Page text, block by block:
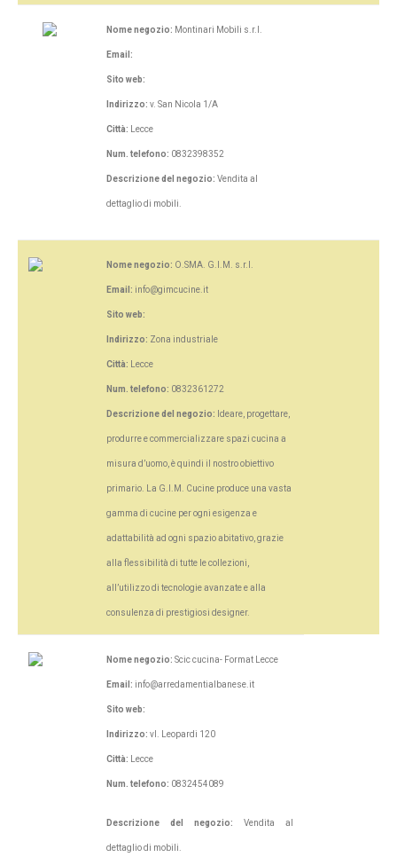
Nome negozio: Montinari Mobili s.r.l.
Email:
Sito web:
Indirizzo: v. San Nicola 1/A
Città: Lecce
Num. telefono: 0832398352
Descrizione del negozio: Vendita al
dettaglio di mobili.
Nome negozio: O.SMA. G.I.M. s.r.l.
Email: info@gimcucine.it
Sito web:
Indirizzo: Zona industriale
Città: Lecce
Num. telefono: 0832361272
Descrizione del negozio: Ideare, progettare,
produrre e commercializzare spazi cucina a
misura d’uomo, è quindi il nostro obiettivo
primario. La G.I.M. Cucine produce una vasta
gamma di cucine per ogni esigenza e
adattabilità ad ogni spazio abitativo, grazie
alla flessibilità di tutte le collezioni,
all’utilizzo di tecnologie avanzate e alla
consulenza di prestigiosi designer.
Nome negozio: Scic cucina- Format Lecce
Email: info@arredamentialbanese.it
Sito web:
Indirizzo: vl. Leopardi 120
Città: Lecce
Num. telefono: 0832454089
Descrizione del negozio: Vendita al
dettaglio di mobili.